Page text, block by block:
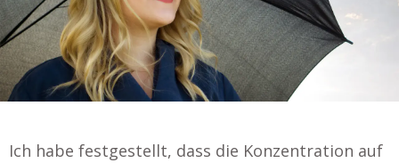
Ich habe festgestellt, dass die Konzentration auf